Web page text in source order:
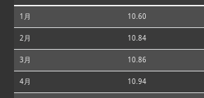
1月 10.60
2月 10.84
3月 10.86
4月 10.94